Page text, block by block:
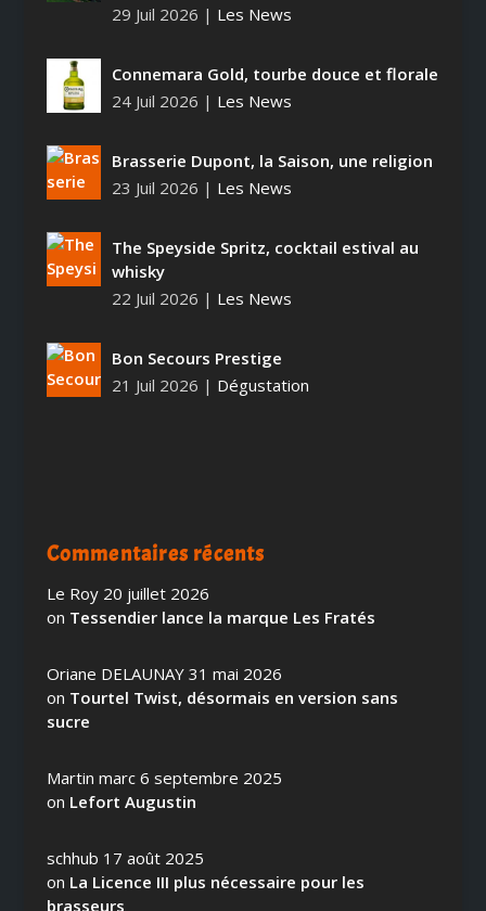
29 Juil 2026 | Les News
Connemara Gold, tourbe douce et florale
24 Juil 2026 | Les News
Brasserie Dupont, la Saison, une religion
23 Juil 2026 | Les News
The Speyside Spritz, cocktail estival au
whisky
22 Juil 2026 | Les News
Bon Secours Prestige
21 Juil 2026 | Dégustation
Commentaires récents
Le Roy 20 juillet 2026
on Tessendier lance la marque Les Fratés
Oriane DELAUNAY 31 mai 2026
on Tourtel Twist, désormais en version sans
sucre
Martin marc 6 septembre 2025
on Lefort Augustin
schhub 17 août 2025
on La Licence III plus nécessaire pour les
brasseurs